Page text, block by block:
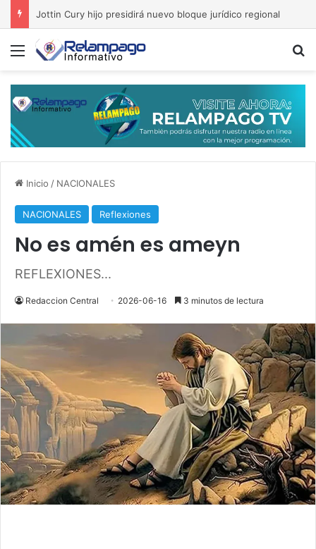
Menú
Inicio / NACIONALES
NACIONALES Reflexiones
No es amén es ameyn
REFLEXIONES...
Redaccion Central 2026-06-16 3 minutos de lectura